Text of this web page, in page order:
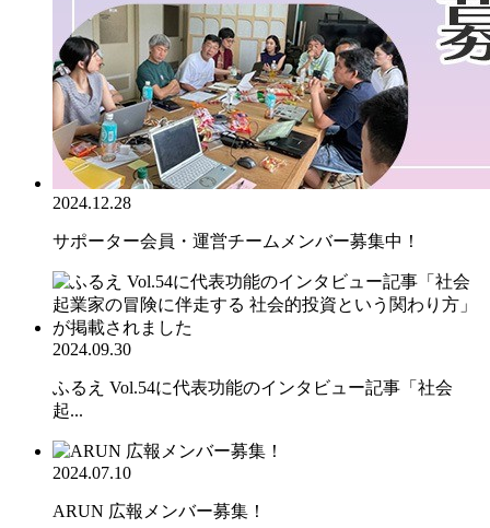
2024.12.28
サポーター会員・運営チームメンバー募集中！
2024.09.30
ふるえ Vol.54に代表功能のインタビュー記事「社会
起...
2024.07.10
ARUN 広報メンバー募集！